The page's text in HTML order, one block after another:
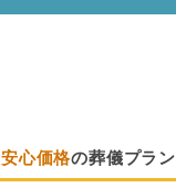
安心価格の葬儀プラン